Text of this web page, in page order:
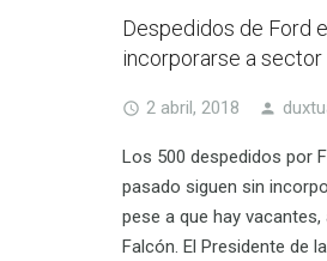
Despedidos de Ford
incorporarse a sector
2 abril, 2018
Los 500 despedidos por
pasado siguen sin
pese a que hay
Falcón. El Presidente de